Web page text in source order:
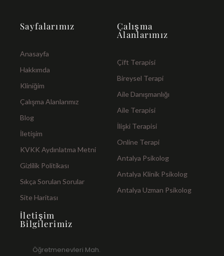
Sayfalarımız
Anasayfa
Hakkımda
Kliniğim
Çalışma Alanlarımız
Blog
İletişim
KVKK Aydınlatma Metni
Gizlilik Politikası
Sıkça Sorulan Sorular
Site Haritası
Çalışma
Alanlarımız
Çift Terapisi
Bireysel Terapi
Aile Danışmanlığı
Aile Terapisi
İlişki Terapisi
Online Terapi
Antalya Psikolog
Antalya Klinik Psikolog
Antalya Uzman Psikolog
İletişim
Bilgilerimiz
Öğretmenevleri Mah.